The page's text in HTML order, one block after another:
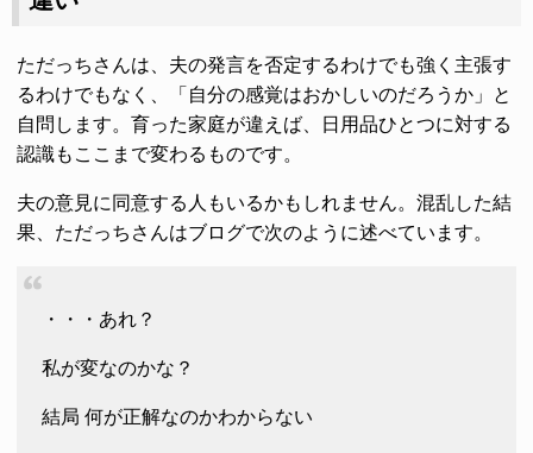
ただっちさんは、夫の発言を否定するわけでも強く主張す
るわけでもなく、「自分の感覚はおかしいのだろうか」と
自問します。育った家庭が違えば、日用品ひとつに対する
認識もここまで変わるものです。
夫の意見に同意する人もいるかもしれません。混乱した結
果、ただっちさんはブログで次のように述べています。
・・・あれ？
私が変なのかな？
結局 何が正解なのかわからない